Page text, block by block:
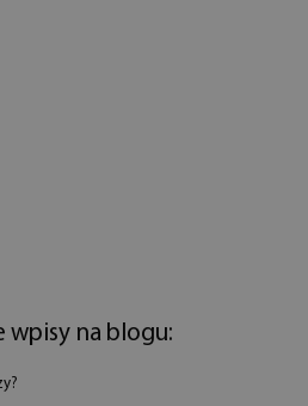
wpisy na blogu: